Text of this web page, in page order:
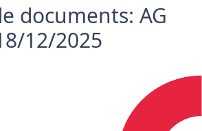
documents: AG
12/2025